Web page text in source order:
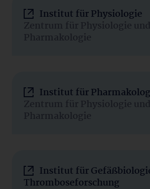
Institut für Physiologie
Zentrum für Physiologie und
Pharmakologie
Institut für
Zentrum für Physiologie und
Pharmakologie
Institut für
Thromboseforschung